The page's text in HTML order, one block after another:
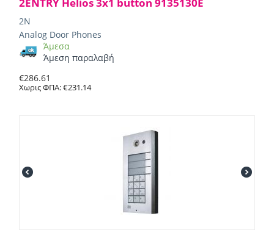
2N
Analog Door Phones
Άμεσα
Άμεση παραλαβή
€286.61
Χωρις ΦΠΑ:€231.14